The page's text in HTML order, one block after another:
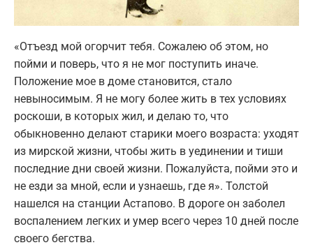
«Отъезд мой огорчит тебя. Сожалею об этом, но
пойми и поверь, что я не мог поступить иначе.
Положение мое в доме становится, стало
невыносимым. Я не могу более жить в тех условиях
роскоши, в которых жил, и делаю то, что
обыкновенно делают старики моего возраста: уходят
из мирской жизни, чтобы жить в уединении и тиши
последние дни своей жизни. Пожалуйста, пойми это и
не езди за мной, если и узнаешь, где я». Толстой
нашелся на станции Астапово. В дороге он заболел
воспалением легких и умер всего через 10 дней после
своего бегства.